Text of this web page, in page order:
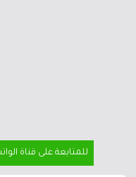
للمتابعة على قناة